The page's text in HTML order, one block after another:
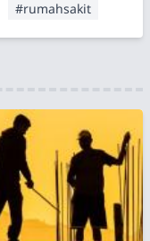
#rumahsakit